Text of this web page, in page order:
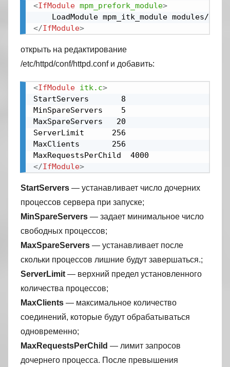
<IfModule mpm_prefork_module>
</IfModule>
открыть на редактирование
/etc/httpd/conf/httpd.conf и добавить:
<IfModule itk.c>
StartServers       8
MinSpareServers    5
MaxSpareServers   20
ServerLimit      256
MaxClients       256
</IfModule>
StartServers — устанавливает число дочерних
процессов сервера при запуске;
MinSpareServers — задает минимальное число
свободных процессов;
MaxSpareServers — устанавливает после
скольки процессов лишние будут завершаться.;
ServerLimit — верхний предел установленного
количества процессов;
MaxClients — максимальное количество
соединений, которые будут обрабатываться
одновременно;
MaxRequestsPerChild — лимит запросов
дочернего процесса. После превышения